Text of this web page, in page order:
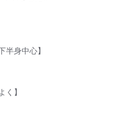
身中心】
】